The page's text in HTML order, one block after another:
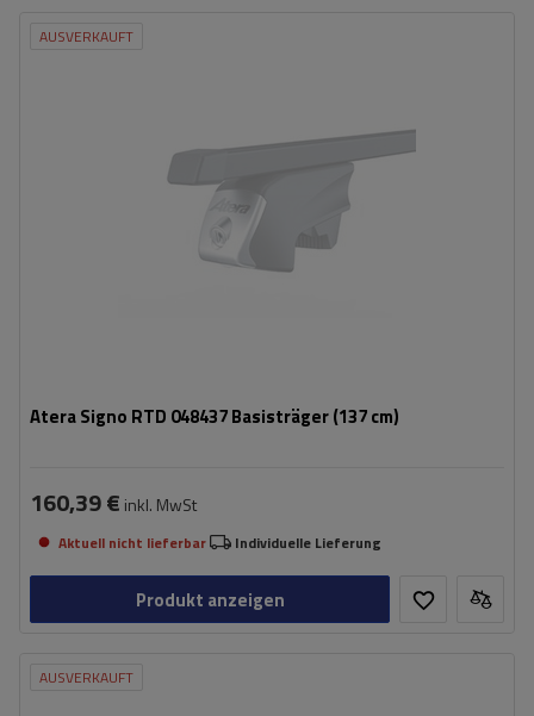
AUSVERKAUFT
Atera Signo RTD 048437 Basisträger (137 cm)
160,39 € inkl. MwSt
Aktuell nicht lieferbar Individuelle Lieferung
Produkt anzeigen
AUSVERKAUFT